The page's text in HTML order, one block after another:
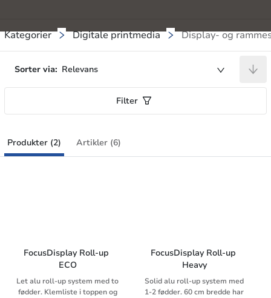
Kategorier Digitale printmedia Display- og
Sorter via: Relevans
Filter
Produkter (2) Artikler (6)
FocusDisplay Roll-up
ECO
Let alu roll-up system med to
fødder. Klemliste i toppen og
FocusDisplay Roll-up
Heavy
Solid alu roll-up system med
1-2 fødder. 60 cm bredde har